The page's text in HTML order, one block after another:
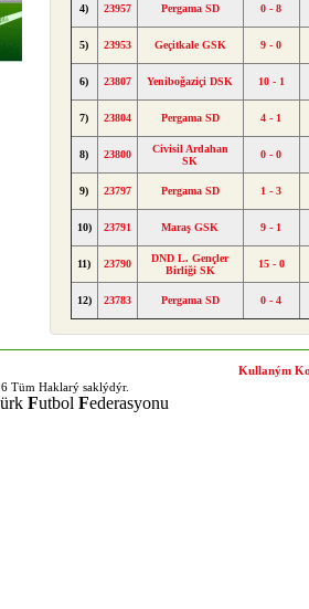
4) 23957 Pergama SD 0 - 8
5) 23953 Geçitkale GSK 9 - 0
6) 23807 Yeniboğaziçi DSK 10 - 1
7) 23804 Pergama SD 4 - 1
8) 23800
Civisil Ardahan
SK
0 - 0
9) 23797 Pergama SD 1 - 3
10) 23791 Maraş GSK 9 - 1
11) 23790
DND L. Gençler
Birliği SK
15 - 0
12) 23783 Pergama SD 0 - 4
Tüm Haklarý saklýdýr.
ürk Futbol Federasyonu
Kullaným